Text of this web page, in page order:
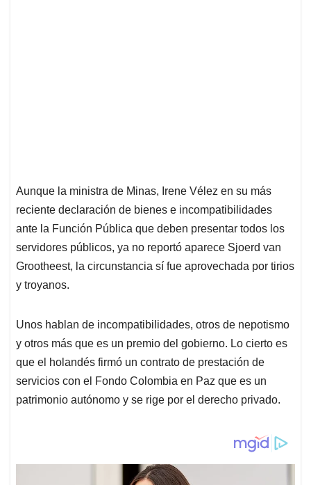
Aunque la ministra de Minas, Irene Vélez en su más
reciente declaración de bienes e incompatibilidades
ante la Función Pública que deben presentar todos los
servidores públicos, ya no reportó aparece Sjoerd van
Grootheest, la circunstancia sí fue aprovechada por tirios
y troyanos.
Unos hablan de incompatibilidades, otros de nepotismo
y otros más que es un premio del gobierno. Lo cierto es
que el holandés firmó un contrato de prestación de
servicios con el Fondo Colombia en Paz que es un
patrimonio autónomo y se rige por el derecho privado.